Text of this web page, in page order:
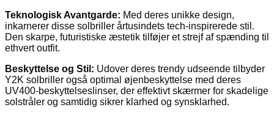
Teknologisk Avantgarde: Med deres unikke design,
inkarnerer disse solbriller årtusindets tech-inspirerede stil.
Den skarpe, futuristiske æstetik tilføjer et strejf af spænding til
ethvert outfit.
Beskyttelse og Stil: Udover deres trendy udseende tilbyder
Y2K solbriller også optimal øjenbeskyttelse med deres
UV400-beskyttelseslinser, der effektivt skærmer for skadelige
solstråler og samtidig sikrer klarhed og synsklarhed.